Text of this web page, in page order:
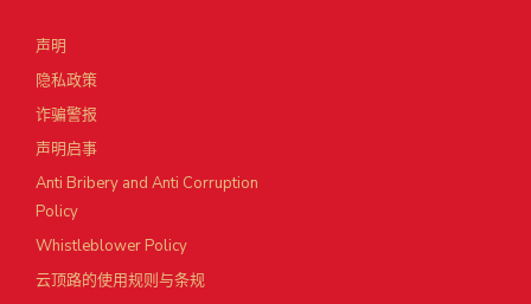
声明
隐私政策
诈骗警报
声明启事
Anti Bribery and Anti Corruption
Policy
Whistleblower Policy
云顶路的使用规则与条规